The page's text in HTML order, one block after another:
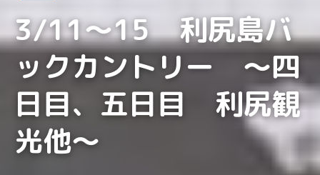
3/11〜15 利尻島バ
ックカントリー 〜四
日目、五日目 利尻観
光他〜